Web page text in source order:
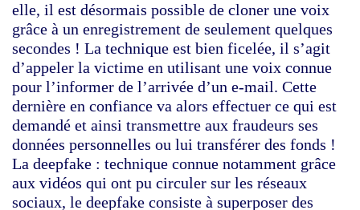
elle, il est désormais possible de cloner une voix
grâce à un enregistrement de seulement quelques
secondes ! La technique est bien ficelée, il s’agit
d’appeler la victime en utilisant une voix connue
pour l’informer de l’arrivée d’un e-mail. Cette
dernière en confiance va alors effectuer ce qui est
demandé et ainsi transmettre aux fraudeurs ses
données personnelles ou lui transférer des fonds !
La deepfake : technique connue notamment grâce
aux vidéos qui ont pu circuler sur les réseaux
sociaux, le deepfake consiste à superposer des